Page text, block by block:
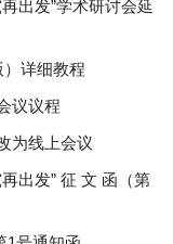
出发”学术研讨会延
详细教程
议议程
为线上会议
出发” 征 文 函（第